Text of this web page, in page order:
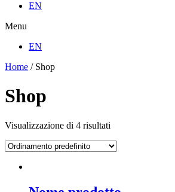
EN
Menu
EN
Home / Shop
Shop
Visualizzazione di 4 risultati